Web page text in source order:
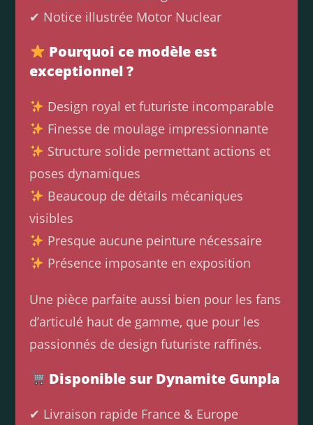
✔ Notice illustrée Motor Nuclear
Pourquoi ce modèle est
exceptionnel ?
Design royal et futuriste incomparable
Finesse de moulage impressionnante
Structure solide permettant actions et
poses dynamiques
Beaucoup de détails mécaniques
visibles
Presque aucune peinture nécessaire
Présence imposante en exposition
Une pièce parfaite aussi bien pour les fans
d’articulé haut de gamme, que pour les
passionnés de design futuriste raffinés.
Disponible sur Dynamite Gunpla
✔ Livraison rapide France & Europe